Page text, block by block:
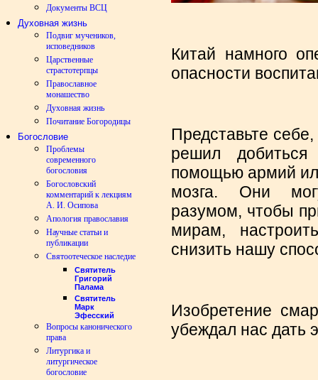
Документы ВСЦ
Духовная жизнь
Подвиг мучеников,
исповедников
Царственные
страстотерпцы
Православное
монашество
Духовная жизнь
Почитание Богородицы
Богословие
Проблемы
современного
богословия
Богословский
комментарий к лекциям
А. И. Осипова
Апология православия
Научные статьи и
публикации
Святоотеческое наследие
Святитель
Григорий
Палама
Святитель
Марк
Эфесский
Вопросы канонического
права
Литургика и
литургическое
богословие
Китай намного
опасности
Представьте
решил
помощью армий
мозга. Они
разумом, чтобы
мирам,
снизить нашу
Изобретение
убеждал нас дать